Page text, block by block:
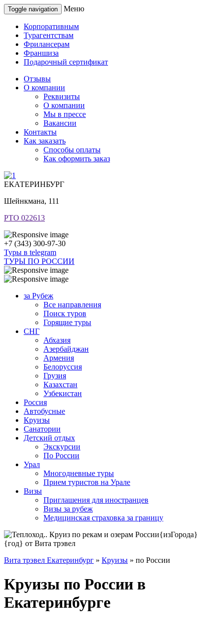
Toggle navigation Меню
Корпоративным
Турагентствам
Фрилансерам
Франшиза
Подарочный сертификат
Отзывы
О компании
Реквизиты
О компании
Мы в прессе
Вакансии
Контакты
Как заказать
Способы оплаты
Как оформить заказ
ЕКАТЕРИНБУРГ
Шейнкмана, 111
РТО 022613
+7 (343) 300-97-30
Туры в telegram
ТУРЫ ПО РОССИИ
за Рубеж
Все направления
Поиск туров
Горящие туры
СНГ
Абхазия
Азербайджан
Армения
Белоруссия
Грузия
Казахстан
Узбекистан
Россия
Автобусные
Круизы
Санатории
Детский отдых
Экскурсии
По России
Урал
Многодневные туры
Прием туристов на Урале
Визы
Приглашения для иностранцев
Визы за рубеж
Медицинская страховка за границу
Вита трэвел Екатеринбург » Круизы » по России
Круизы по России в
Екатеринбурге